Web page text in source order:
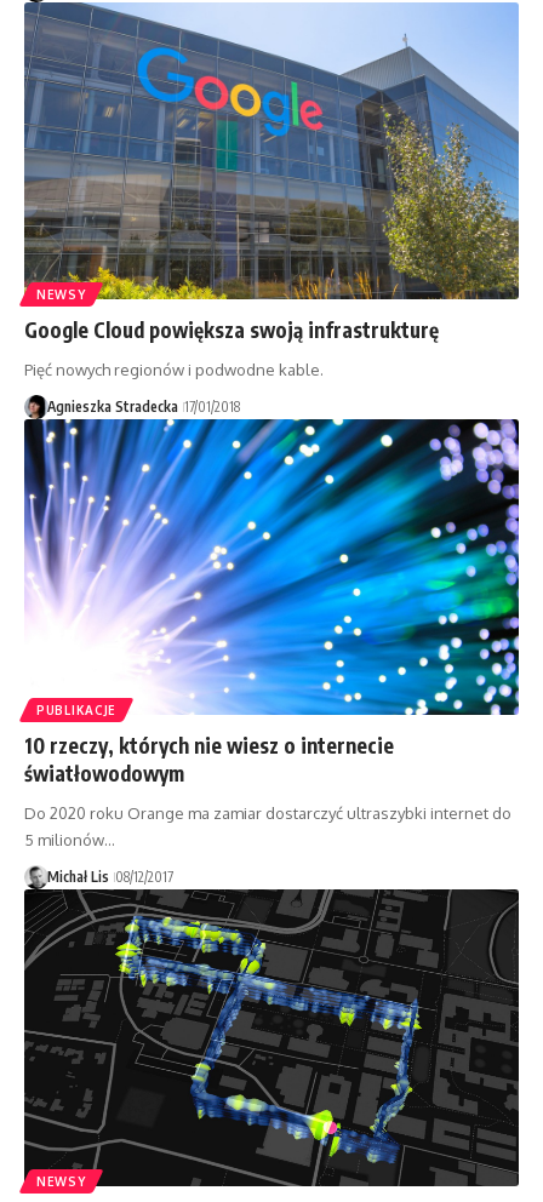
NEWSY
Google Cloud powiększa swoją infrastrukturę
Pięć nowych regionów i podwodne kable.
Agnieszka Stradecka 17/01/2018
PUBLIKACJE
10 rzeczy, których nie wiesz o internecie
światłowodowym
Do 2020 roku Orange ma zamiar dostarczyć ultraszybki internet do
5 milionów…
Michał Lis 08/12/2017
NEWSY